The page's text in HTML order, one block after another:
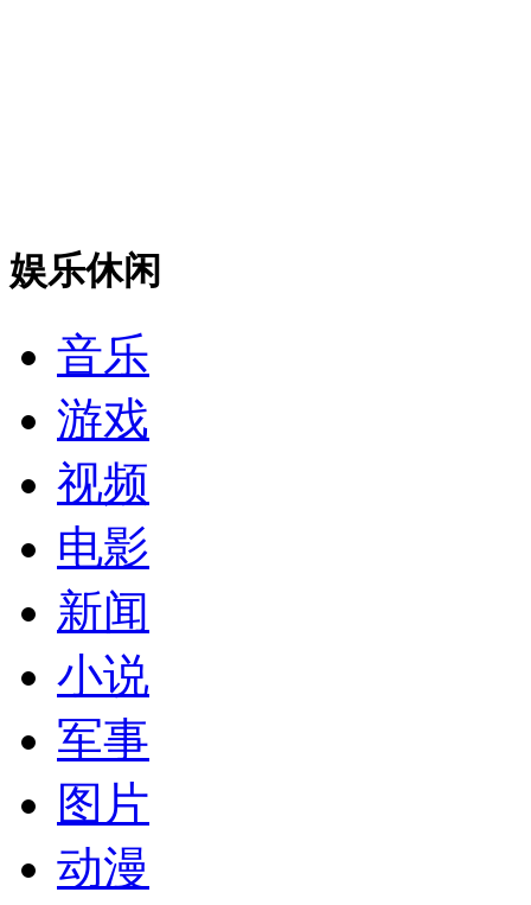
娱乐休闲
音乐
游戏
视频
电影
新闻
小说
军事
图片
动漫